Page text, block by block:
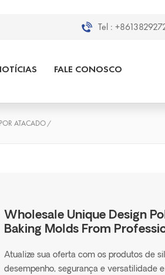
Tel :
FALE CONOSCO
ATACADO/
Wholesale Unique Design
Baking Molds From
Atualize sua oferta com os produtos de
desempenho, segurança e versatilidade